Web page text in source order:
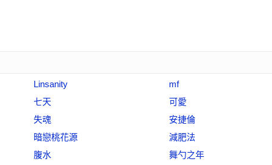
Linsanity
mf
七天
可愛
失魂
安捷倫
暗戀桃花源
減肥法
腹水 舞勺之年